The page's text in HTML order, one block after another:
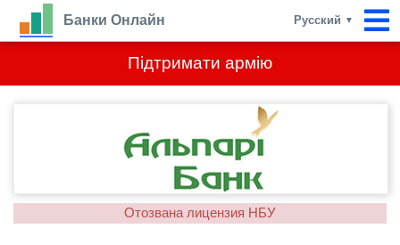
Підтримати армію
Банки Онлайн Русский ▼
Отозвана лицензия НБУ